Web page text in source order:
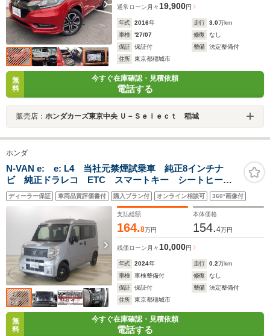
通常ローン 月々 19,900円
年式 2016年 走行 3.0万km
車検
'27/07 修復
なし
保証
保証付 整備
法定整備付
住所
東京都稲城市
無
料
今すぐ在庫確認・見積依頼
電話する
販売店： ホンダカーズ東京中央 Ｕ－Ｓｅｌｅｃｔ 稲城
ホンダ
N-VAN e: e: L4 当社元禁煙試乗車 純正8インチナ
ビ 純正ドラレコ ETC スマートキー シートヒータ
ー 急速充電ポート ホンダセンシング パーキングセ
ンサー カーテンSRS オートハイビーム
ディーラー保証 車両品質評価書付 購入プラン付 オンライン相談可 360°画像付
支払総額
164.8万円
本体価格
154.4万円
残価ローン 月々 10,000円
年式 2024年 走行 0.2万km
車検
車検整備付 修復
なし
保証
保証付 整備
法定整備付
住所
東京都稲城市
無
料
今すぐ在庫確認・見積依頼
電話する